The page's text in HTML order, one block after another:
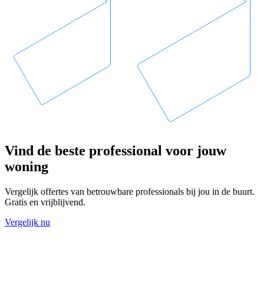
Vind de beste professional voor jouw
woning
Vergelijk offertes van betrouwbare professionals bij jou in de buurt.
Gratis en vrijblijvend.
Vergelijk nu